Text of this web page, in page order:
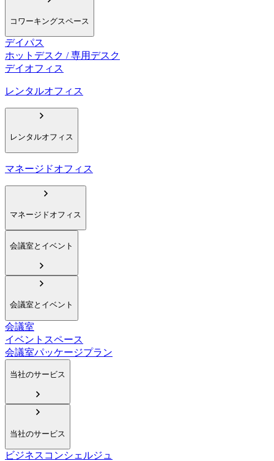
コワーキングスペース
デイパス
ホットデスク / 専用デスク
デイオフィス
レンタルオフィス
レンタルオフィス
マネージドオフィス
マネージドオフィス
会議室とイベント
会議室とイベント
会議室
イベントスペース
会議室パッケージプラン
当社のサービス
当社のサービス
ビジネスコンシェルジュ